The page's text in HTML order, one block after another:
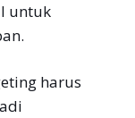
untuk
harus